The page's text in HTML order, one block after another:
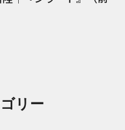
リー